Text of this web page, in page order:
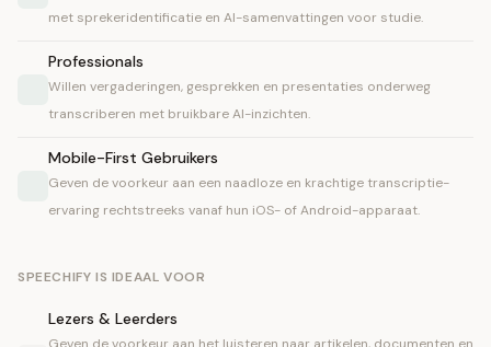
met sprekeridentificatie en AI-samenvattingen voor studie.
Professionals
Willen vergaderingen, gesprekken en presentaties onderweg
transcriberen met bruikbare AI-inzichten.
Mobile-First Gebruikers
Geven de voorkeur aan een naadloze en krachtige transcriptie-
ervaring rechtstreeks vanaf hun iOS- of Android-apparaat.
SPEECHIFY IS IDEAAL VOOR
Lezers & Leerders